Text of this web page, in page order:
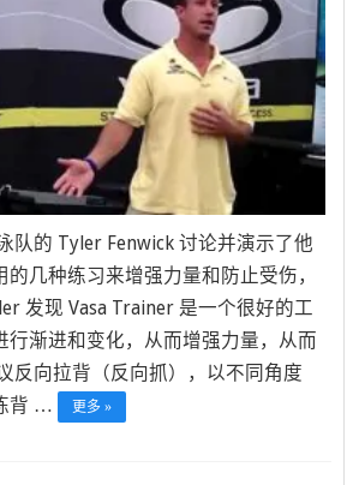
队的 Tyler Fenwick 讨论并演示了他
几种练习来增强力量和防止受伤，
发现 Vasa Trainer 是一个很好的工
行渐进和变化，从而增强力量，从而
反向拉背（反向抓），以不同角度
背 …
更多 »